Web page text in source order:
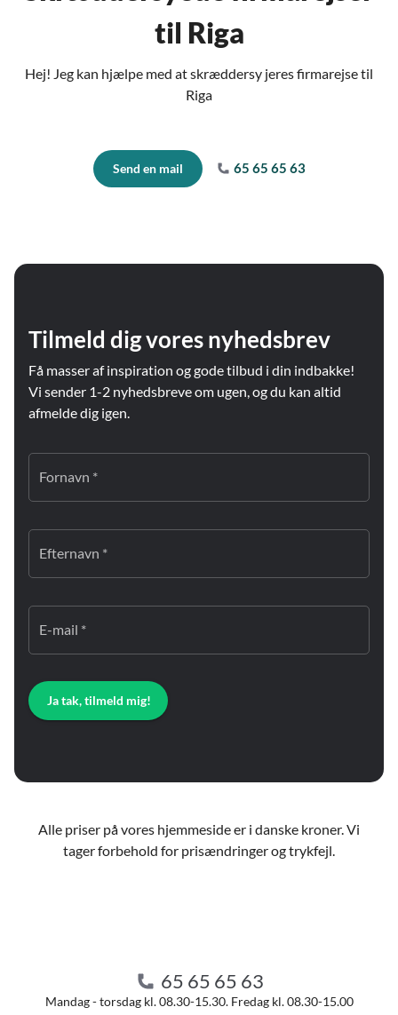
til Riga
Hej! Jeg kan hjælpe med at skræddersy jeres firmarejse til
Riga
Send en mail 65 65 65 63
Tilmeld dig vores nyhedsbrev
Få masser af inspiration og gode tilbud i din indbakke!
Vi sender 1-2 nyhedsbreve om ugen, og du kan altid
afmelde dig igen.
Fornavn *
Efternavn *
E-mail *
Ja tak, tilmeld mig!
Alle priser på vores hjemmeside er i danske kroner. Vi
tager forbehold for prisændringer og trykfejl.
65 65 65 63
Mandag - torsdag kl. 08.30-15.30. Fredag kl. 08.30-15.00